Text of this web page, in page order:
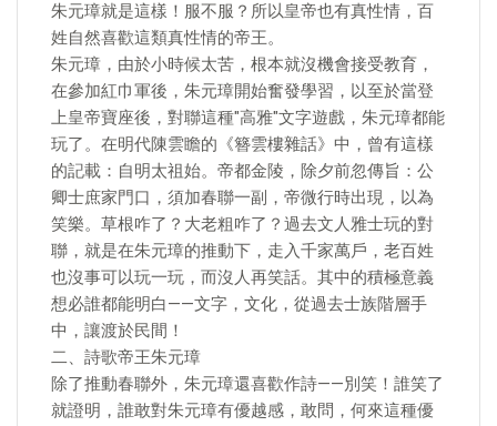
朱元璋就是這樣！服不服？所以皇帝也有真性情，百
姓自然喜歡這類真性情的帝王。
朱元璋，由於小時候太苦，根本就沒機會接受教育，
在參加紅巾軍後，朱元璋開始奮發學習，以至於當登
上皇帝寶座後，對聯這種"高雅"文字遊戲，朱元璋都能
玩了。在明代陳雲瞻的《簪雲樓雜話》中，曾有這樣
的記載：自明太祖始。帝都金陵，除夕前忽傳旨：公
卿士庶家門口，須加春聯一副，帝微行時出現，以為
笑樂。草根咋了？大老粗咋了？過去文人雅士玩的對
聯，就是在朱元璋的推動下，走入千家萬戶，老百姓
也沒事可以玩一玩，而沒人再笑話。其中的積極意義
想必誰都能明白——文字，文化，從過去士族階層手
中，讓渡於民間！
二、詩歌帝王朱元璋
除了推動春聯外，朱元璋還喜歡作詩——別笑！誰笑了
就證明，誰敢對朱元璋有優越感，敢問，何來這種優